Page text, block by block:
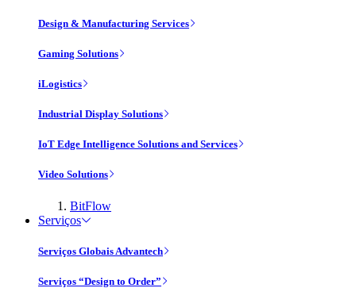
Design & Manufacturing Services
Gaming Solutions
iLogistics
Industrial Display Solutions
IoT Edge Intelligence Solutions and Services
Video Solutions
BitFlow
Serviços
Serviços Globais Advantech
Serviços “Design to Order”